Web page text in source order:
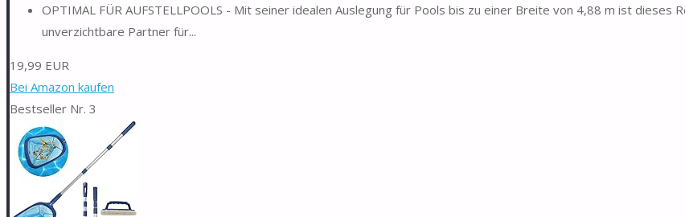
OPTIMAL FÜR AUFSTELLPOOLS - Mit seiner idealen Auslegung für Pools bis zu einer Breite von 4,88 m ist dieses
unverzichtbare Partner für...
19,99 EUR
Bei Amazon kaufen
Bestseller Nr. 3